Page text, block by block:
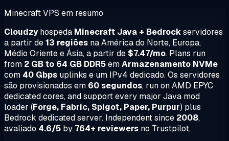
Minecraft VPS em resumo
Cloudzyhospeda Minecraft Java + Bedrockservidores
a partir de13 regiões na América do Norte, Europa,
Médio Oriente e Ásia, a partir de $7.47/mo. Plans run
from 2 GB to 64 GB DDR5emArmazenamento NVMe
com 40 Gbps uplinks e um IPv4 dedicado. Os servidores
são provisionados em 60 segundos, run on AMD EPYC
dedicated cores, and support every major Java mod
loader (Forge, Fabric, Spigot, Paper, Purpur) plus
Bedrock dedicated server. Independent since 2008,
avaliado 4.6/5 by 764+ reviewers no Trustpilot.